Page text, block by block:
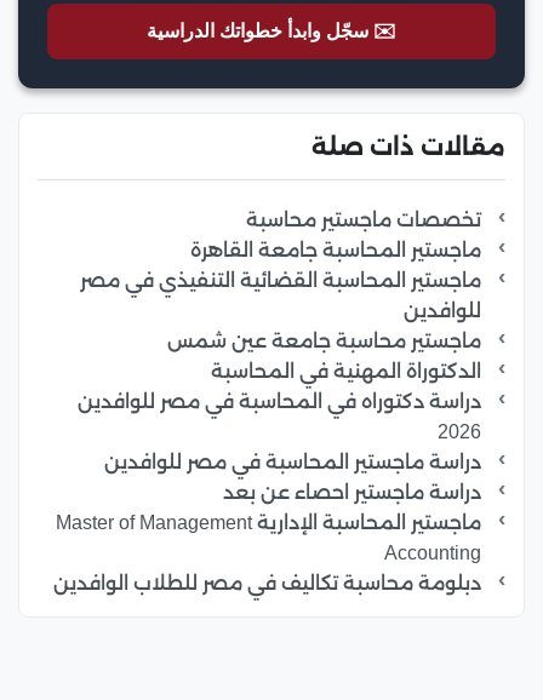
✉️ سجّل وابدأ خطواتك الدراسية
مقالات ذات صلة
تخصصات ماجستير محاسبة
ماجستير المحاسبة جامعة القاهرة
ماجستير المحاسبة القضائية التنفيذي في مصر
للوافدين
ماجستير محاسبة جامعة عين شمس
الدكتوراة المهنية في المحاسبة
دراسة دكتوراه في المحاسبة في مصر للوافدين
2026
دراسة ماجستير المحاسبة في مصر للوافدين
دراسة ماجستير احصاء عن بعد
ماجستير المحاسبة الإدارية Master of Management
Accounting
دبلومة محاسبة تكاليف في مصر للطلاب الوافدين